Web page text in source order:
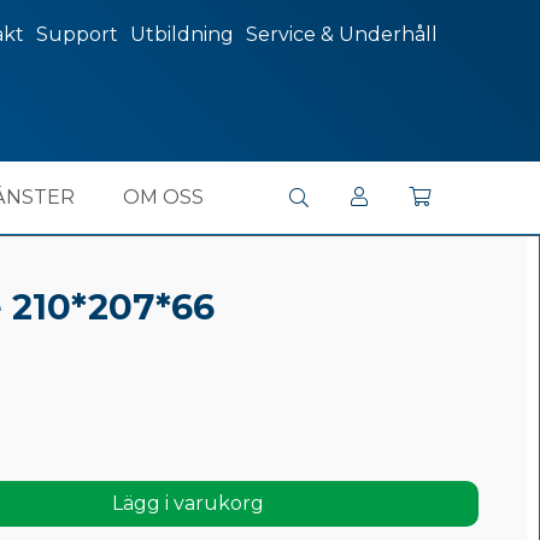
Support Utbildning Service & Underhåll
OM OSS
Lägg i varukorg